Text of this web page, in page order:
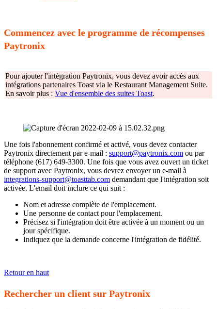
Commencez avec le programme de récompenses
Paytronix
Pour ajouter l'intégration Paytronix, vous devez avoir accès aux
intégrations partenaires Toast via le Restaurant Management Suite.
En savoir plus : Vue d'ensemble des suites Toast.
Une fois l'abonnement confirmé et activé, vous devez contacter
Paytronix directement par e-mail : support@paytronix.com ou par
téléphone (617) 649-3300. Une fois que vous avez ouvert un ticket
de support avec Paytronix, vous devrez envoyer un e-mail à
integrations-support@toasttab.com demandant que l'intégration soit
activée. L'email doit inclure ce qui suit :
Nom et adresse complète de l'emplacement.
Une personne de contact pour l'emplacement.
Précisez si l'intégration doit être activée à un moment ou un
jour spécifique.
Indiquez que la demande concerne l'intégration de fidélité.
Retour en haut
Rechercher un client sur Paytronix